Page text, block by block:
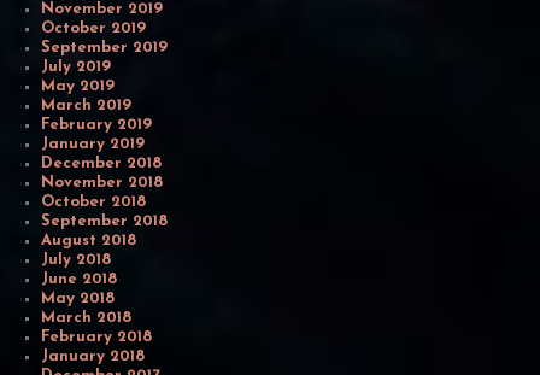
November 2019
October 2019
September 2019
July 2019
May 2019
March 2019
February 2019
January 2019
December 2018
November 2018
October 2018
September 2018
August 2018
July 2018
June 2018
May 2018
March 2018
February 2018
January 2018